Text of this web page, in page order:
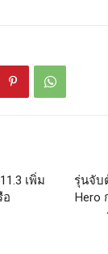
เพิ่ม
อ
รุ่นจับ
Hero